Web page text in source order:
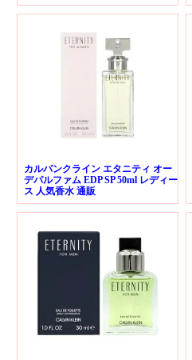
カルバンクライン エタニティ オー
デパルファム EDP SP 50ml レディー
ス 人気香水 通販